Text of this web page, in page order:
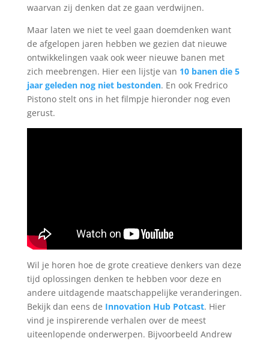
waarvan zij denken dat ze gaan verdwijnen.
Maar laten we niet te veel gaan doemdenken want
de afgelopen jaren hebben we gezien dat nieuwe
ontwikkelingen vaak ook weer nieuwe banen met
zich meebrengen. Hier een lijstje van 10 banen die 5
jaar geleden nog niet bestonden. En ook Fredrico
Pistono stelt ons in het filmpje hieronder nog even
gerust.
Wil je horen hoe de grote creatieve denkers van deze
tijd oplossingen denken te hebben voor deze en
andere uitdagende maatschappelijke veranderingen.
Bekijk dan eens de Innovation Hub Potcast. Hier
vind je inspirerende verhalen over de meest
uiteenlopende onderwerpen. Bijvoorbeeld Andrew